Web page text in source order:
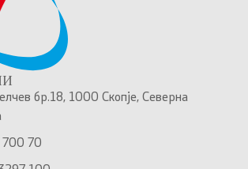
бр.18, 1000 Скопје, Северна
70